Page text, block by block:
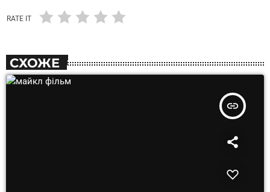
RATE IT
СХОЖЕ
insert_link